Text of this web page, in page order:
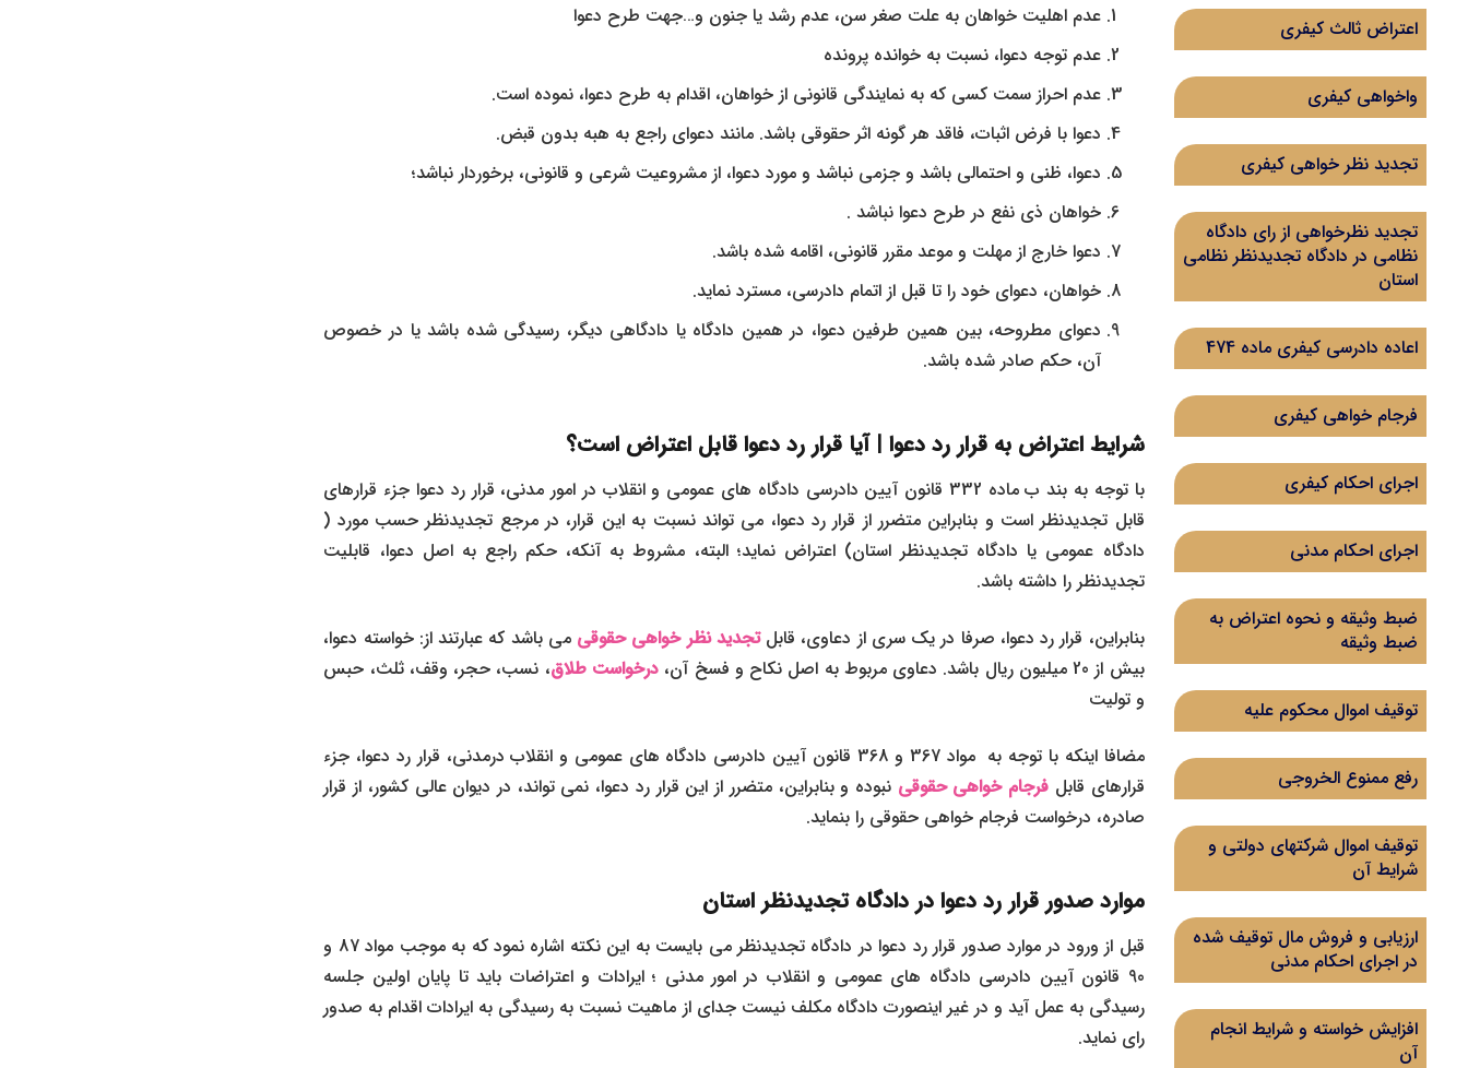
اعتراض ثالث کیفری
واخواهی کیفری
تجدید نظر خواهی کیفری
تجدید نظرخواهی از رای دادگاه‌
نظامی در دادگاه تجدیدنظر نظامی
استان
اعاده دادرسی کیفری ماده 474
فرجام خواهی کیفری
اجرای احکام کیفری
اجرای احکام مدنی
ضبط وثیقه و نحوه اعتراض به
ضبط وثیقه
توقیف اموال محکوم علیه
رفع ممنوع الخروجی
توقیف اموال شرکتهای دولتی و
شرایط آن
ارزیابی و فروش مال توقیف شده
در اجرای احکام مدنی
افزایش خواسته و شرایط انجام
آن
عدم اهلیت خواهان به علت صغر سن، عدم رشد یا جنون و…جهت طرح دعوا
عدم توجه دعوا، نسبت به خوانده پرونده
عدم احراز سمت کسی که به نمایندگی قانونی از خواهان، اقدام به طرح دعوا، نموده است.
دعوا با فرض اثبات، فاقد هر گونه اثر حقوقی باشد. مانند دعوای راجع به هبه بدون قبض.
دعوا، ظنی و احتمالی باشد و جزمی نباشد و مورد دعوا، از مشروعیت شرعی و قانونی، برخوردار نباشد؛
خواهان ذی نفع در طرح دعوا نباشد .
دعوا خارج از مهلت و موعد مقرر قانونی، اقامه شده باشد.
خواهان، دعوای خود را تا قبل از اتمام دادرسی، مسترد نماید.
دعوای مطروحه، بین همین طرفین دعوا، در همین دادگاه یا دادگاهی دیگر، رسیدگی شده باشد یا در خصوص
آن، حکم صادر شده باشد.
شرایط اعتراض به قرار رد دعوا | آیا قرار رد دعوا قابل اعتراض است؟
با توجه به بند ب ماده 332 قانون آیین دادرسی دادگاه های عمومی و انقلاب در امور مدنی، قرار رد دعوا جزء قرارهای
قابل تجدیدنظر است و بنابراین متضرر از قرار رد دعوا، می تواند نسبت به این قرار، در مرجع تجدیدنظر حسب مورد (
دادگاه عمومی یا دادگاه تجدیدنظر استان) اعتراض نماید؛ البته، مشروط به آنکه، حکم راجع به اصل دعوا، قابلیت
تجدیدنظر را داشته باشد.
بنابراین، قرار رد دعوا، صرفا در یک سری از دعاوی، قابلتجدید نظر خواهی حقوقیمی باشد که عبارتند از: خواسته دعوا،
بیش از 20 میلیون ریال باشد. دعاوی مربوط به اصل نکاح و فسخ آن،
درخواست طلاق، نسب، حجر، وقف، ثلث، حبس
و تولیت
مضافا اینکه با توجه به مواد 367 و 368 قانون آیین دادرسی دادگاه های عمومی و انقلاب درمدنی، قرار رد دعوا، جزء
قرارهای قابل فرجام خواهی حقوقی نبوده و بنابراین، متضرر از این قرار رد دعوا، نمی تواند، در دیوان عالی کشور، از قرار
صادره، درخواست فرجام خواهی حقوقی را بنماید.
موارد صدور قرار رد دعوا در دادگاه تجدیدنظر استان
قبل از ورود در موارد صدور قرار رد دعوا در دادگاه تجدیدنظر می بایست به این نکته اشاره نمود که به موجب مواد 87 و
90 قانون آیین دادرسی دادگاه های عمومی و انقلاب در امور مدنی ؛ ایرادات و اعتراضات باید تا پایان اولین جلسه
رسیدگی به عمل آید و در غیر اینصورت دادگاه مکلف نیست جدای از ماهیت نسبت به رسیدگی به ایرادات اقدام به صدور
رای نماید.